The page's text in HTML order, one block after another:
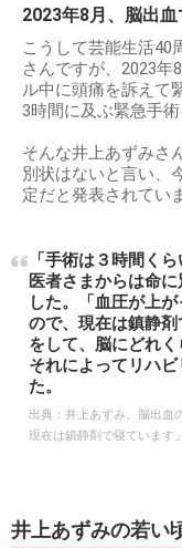
2023年8月、脳出
こうして芸能生活40
さんですが、2023年
ル中に頭痛を訴えて
3時間に及ぶ緊急手術
そんな井上あずみさ
別状はないと言い、
定だと発表されてい
「手術は３時間く
医者さまからは命
した。「血圧が上
ので、現在は鎮静
をして、脳にどれく
それによってリハ
た。
出典： 井上あずみ、脳出血
現在は鎮静剤で寝ています
井上あずみの若い